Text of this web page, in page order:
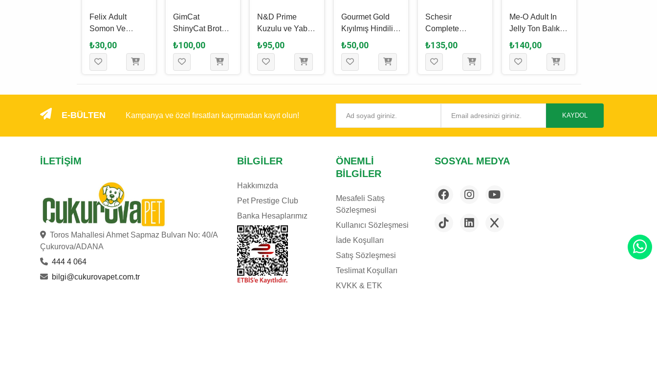
Felix Adult
Somon Ve
Sardalyalı
Yetişkin Kedi
Yaş Maması 85
₺30,00
GimCat
ShinyCat Broth
Adult Tavuklu ve
Karidesli
Yetişkin Kedi
Gr
₺100,00
N&D Prime
Kuzulu ve Yaban
Mersinli Yetişkin
Kedi Yaş
Maması 70 Gr
₺95,00
Gourmet Gold
Kıyılmış Hindili
Yetişkin Kedi
Yaş Maması 85
Gr
₺50,00
Schesir
Complete
Nutrition In Jelly
Ton Balıklı ve
Tavuklu Yetişkin
Maması 85 Gr
₺135,00
Me-O Adult In
Jelly Ton Balıklı
Yetişki̇n Kedi
Yaş Maması 400
Gr
₺140,00
E-BÜLTEN Kampanya ve özel fırsatları kaçırmadan kayıt olun! KAYDOL
İLETIŞIM
Toros Mahallesi Ahmet Sapmaz Bulvarı No: 40/A
Çukurova/ADANA
444 4 064
bilgi@cukurovapet.com.tr
BILGILER
Hakkımızda
Pet Prestige Club
Banka Hesaplarımız
ÖNEMLI
BILGILER
Mesafeli Satış
Sözleşmesi
Kullanıcı Sözleşmesi
İade Koşulları
Satış Sözleşmesi
Teslimat Koşulları
KVKK & ETK
SOSYAL MEDYA